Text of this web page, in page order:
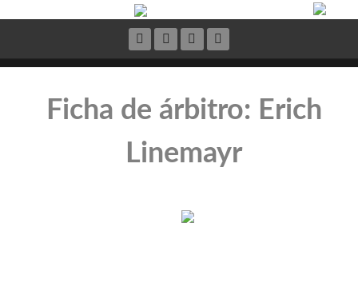
Ficha de árbitro: Erich
Linemayr